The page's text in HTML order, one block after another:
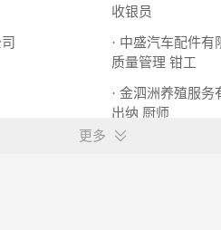
收银员
· 中盛汽车配件有
质量管理 钳工
· 金泗洲养殖服务
出纳 厨师
更多